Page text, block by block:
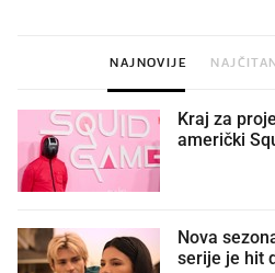
NAJNOVIJE
Kraj za
američki
Nova
serije je hit